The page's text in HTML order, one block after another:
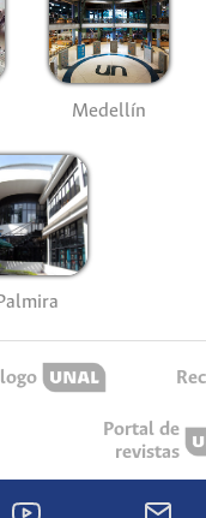
Medellín
Palmira
Portal de
revistas